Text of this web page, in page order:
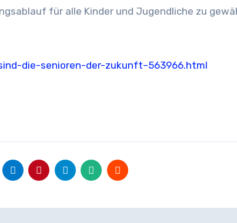
für alle Kinder und Jugendliche zu
die-senioren-der-zukunft–563966.html